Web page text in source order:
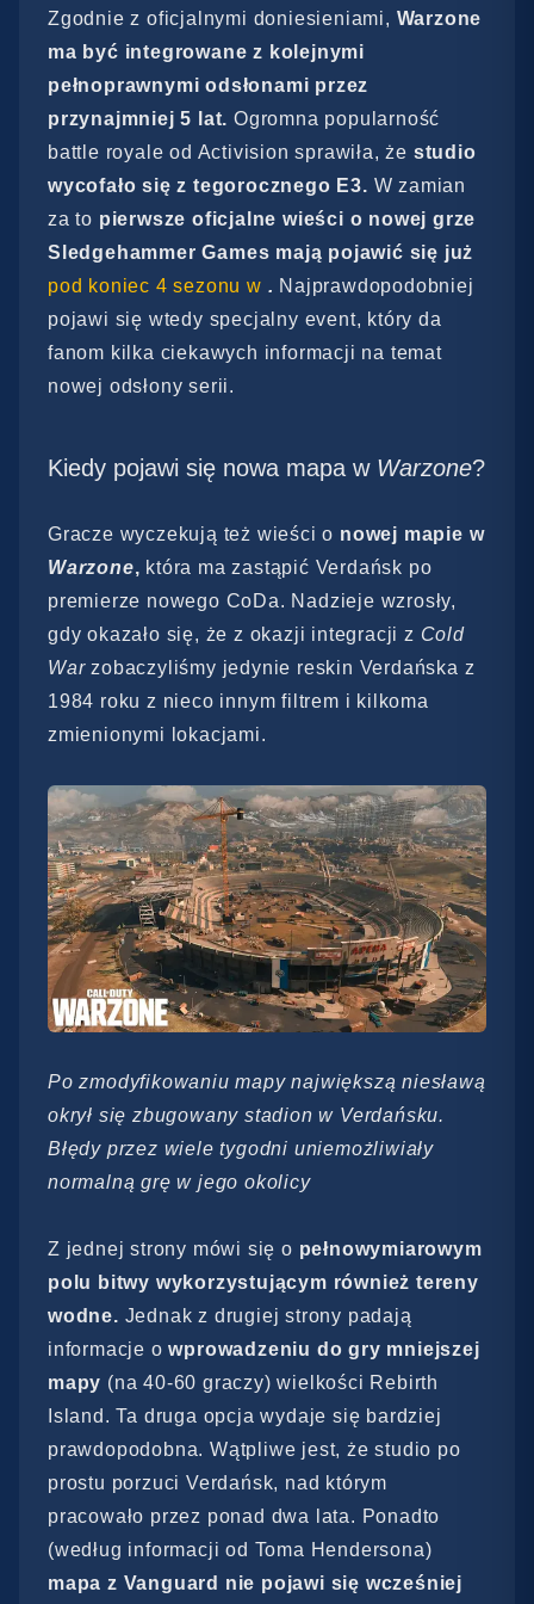
Zgodnie z oficjalnymi doniesieniami, Warzone
ma być integrowane z kolejnymi
pełnoprawnymi odsłonami przez
przynajmniej 5 lat.Ogromna popularność
battle royale od Activision sprawiła, że studio
wycofało się z tegorocznego E3. W zamian
za to pierwsze oficjalne wieści o nowej grze
Sledgehammer Games mają pojawić się już
pod koniec 4 sezonu w . Najprawdopodobniej
pojawi się wtedy specjalny event, który da
fanom kilka ciekawych informacji na temat
nowej odsłony serii.
Kiedy pojawi się nowa mapa w Warzone?
Gracze wyczekują też wieści o nowej mapie w
Warzone, która ma zastąpić Verdańsk po
premierze nowego CoDa. Nadzieje wzrosły,
gdy okazało się, że z okazji integracji z Cold
War zobaczyliśmy jedynie reskin Verdańska z
1984 roku z nieco innym filtrem i kilkoma
zmienionymi lokacjami.
Po zmodyfikowaniu mapy największą niesławą
okrył się zbugowany stadion w Verdańsku.
Błędy przez wiele tygodni uniemożliwiały
normalną grę w jego okolicy
Z jednej strony mówi się o pełnowymiarowym
polu bitwy wykorzystującym również tereny
wodne. Jednak z drugiej strony padają
informacje owprowadzeniu do gry mniejszej
mapy (na 40-60 graczy) wielkości Rebirth
Island. Ta druga opcja wydaje się bardziej
prawdopodobna. Wątpliwe jest, że studio po
prostu porzuci Verdańsk, nad którym
pracowało przez ponad dwa lata. Ponadto
(według informacji od Toma Hendersona)
mapa z Vanguard nie pojawi się wcześniej